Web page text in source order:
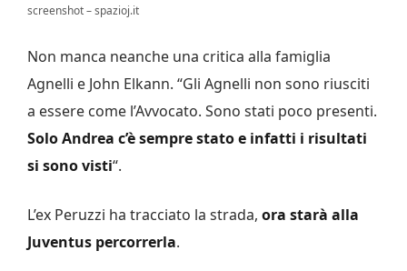
screenshot – spazioj.it
Non manca neanche una critica alla famiglia
Agnelli e John Elkann. “Gli Agnelli non sono riusciti
a essere come l’Avvocato. Sono stati poco presenti.
Solo Andrea c’è sempre stato e infatti i risultati
si sono visti“.
L’ex Peruzzi ha tracciato la strada, ora starà alla
Juventus percorrerla.